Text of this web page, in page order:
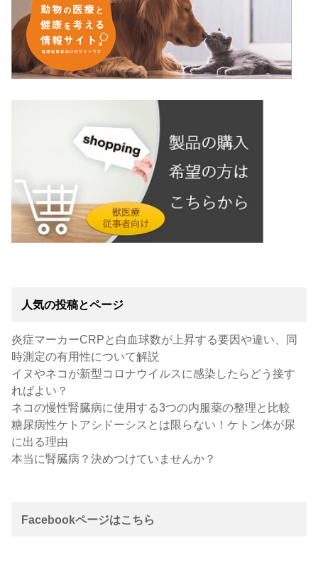
人気の投稿とページ
炎症マーカーCRPと白血球数が上昇する要因や違い、同
時測定の有用性について解説
イヌやネコが新型コロナウイルスに感染したらどう接す
ればよい？
ネコの慢性腎臓病に使用する3つの内服薬の整理と比較
糖尿病性ケトアシドーシスとは限らない！ケトン体が尿
に出る理由
本当に腎臓病？決めつけていませんか？
Facebookページはこちら